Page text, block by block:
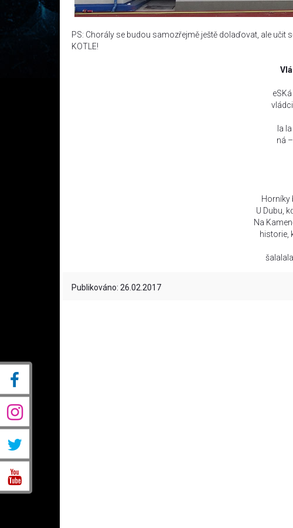
PS: Chorály se budou samozřejmě ještě dolaďovat, ale učit
KOTLE!
la
ná
Horníky
U Dubu,
Na
historie,
Publikováno: 26.02.2017